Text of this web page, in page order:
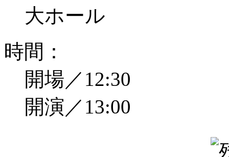
大ホール
時間：
開場／12:30
開演／13:00